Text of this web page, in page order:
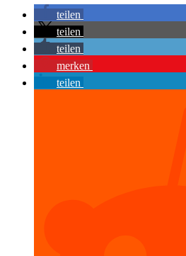
teilen
teilen
teilen
merken
teilen